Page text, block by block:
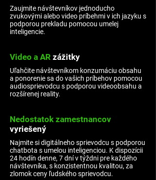
Zaujmite návštevníkov jednoducho
zvukovými alebo video príbehmi v ich jazyku s
podporou prekladu pomocou umelej
inteligencie.
Video a AR zážitky
Uľahčite návštevníkom konzumáciu obsahu
a ponorenie sa do vašich príbehov pomocou
audiosprievodcu s podporou videoobsahu a
rozšírenej reality.
Nedostatok zamestnancov
vyriešený
Najmite si digitálneho sprievodcu s podporou
chatbota s umelou inteligenciou. K dispozícii
24 hodín denne, 7 dní v týždni pre každého
návštevníka, s konzistentnou kvalitou, za
zlomok ceny ľudského sprievodcu.